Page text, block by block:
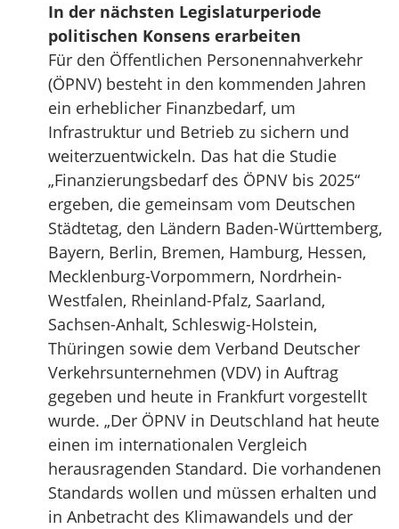
In der nächsten Legislaturperiode
politischen Konsens erarbeiten
Für den Öffentlichen Personennahverkehr
(ÖPNV) besteht in den kommenden Jahren
ein erheblicher Finanzbedarf, um
Infrastruktur und Betrieb zu sichern und
weiterzuentwickeln. Das hat die Studie
„Finanzierungsbedarf des ÖPNV bis 2025“
ergeben, die gemeinsam vom Deutschen
Städtetag, den Ländern Baden-Württemberg,
Bayern, Berlin, Bremen, Hamburg, Hessen,
Mecklenburg-Vorpommern, Nordrhein-
Westfalen, Rheinland-Pfalz, Saarland,
Sachsen-Anhalt, Schleswig-Holstein,
Thüringen sowie dem Verband Deutscher
Verkehrsunternehmen (VDV) in Auftrag
gegeben und heute in Frankfurt vorgestellt
wurde. „Der ÖPNV in Deutschland hat heute
einen im internationalen Vergleich
herausragenden Standard. Die vorhandenen
Standards wollen und müssen erhalten und
in Anbetracht des Klimawandels und der